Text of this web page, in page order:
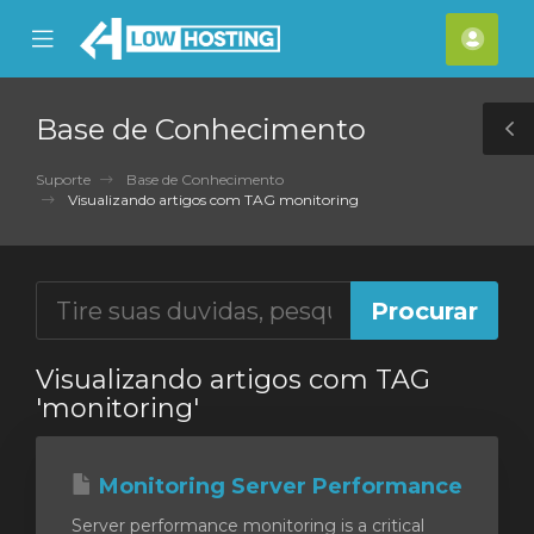
Mobile
Menu
Base de Conhecimento
Suporte
Base de Conhecimento
Visualizando artigos com TAG monitoring
Visualizando artigos com TAG
'monitoring'
Monitoring Server Performance
Server performance monitoring is a critical